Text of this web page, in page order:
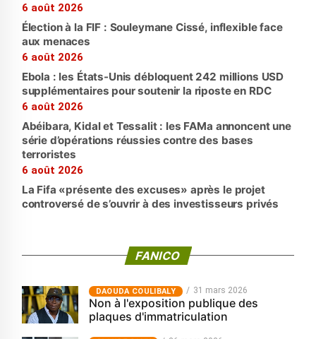
6 août 2026
Élection à la FIF : Souleymane Cissé, inflexible face
aux menaces
6 août 2026
Ebola : les États-Unis débloquent 242 millions USD
supplémentaires pour soutenir la riposte en RDC
6 août 2026
Abéibara, Kidal et Tessalit : les FAMa annoncent une
série d’opérations réussies contre des bases
terroristes
6 août 2026
La Fifa «présente des excuses» après le projet
controversé de s’ouvrir à des investisseurs privés
FANICO
‎DAOUDA COULIBALY 31 mars 2026
Non à l'exposition publique des
plaques d'immatriculation